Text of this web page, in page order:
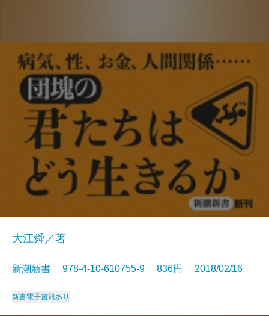
大江舜／著
新潮新書 978-4-10-610755-9 836円 2018/02/16
新書電子書籍あり